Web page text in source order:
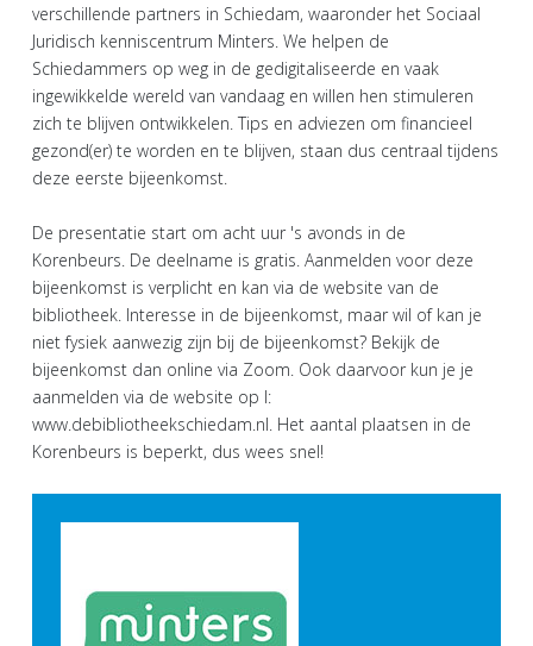
verschillende partners in Schiedam, waaronder het Sociaal
Juridisch kenniscentrum Minters. We helpen de
Schiedammers op weg in de gedigitaliseerde en vaak
ingewikkelde wereld van vandaag en willen hen stimuleren
zich te blijven ontwikkelen. Tips en adviezen om financieel
gezond(er) te worden en te blijven, staan dus centraal tijdens
deze eerste bijeenkomst.
De presentatie start om acht uur 's avonds in de
Korenbeurs. De deelname is gratis. Aanmelden voor deze
bijeenkomst is verplicht en kan via de website van de
bibliotheek. Interesse in de bijeenkomst, maar wil of kan je
niet fysiek aanwezig zijn bij de bijeenkomst? Bekijk de
bijeenkomst dan online via Zoom. Ook daarvoor kun je je
aanmelden via de website op I:
www.debibliotheekschiedam.nl. Het aantal plaatsen in de
Korenbeurs is beperkt, dus wees snel!